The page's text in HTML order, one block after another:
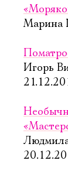
Марина
Игорь